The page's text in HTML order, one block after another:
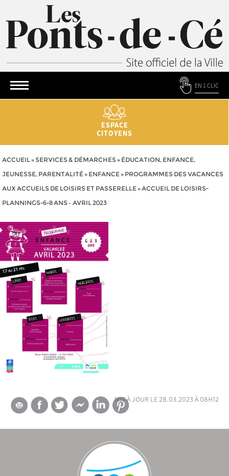
EN 1 CLIC
ESPACE
CITOYENS
ACCUEIL» SERVICES & DÉMARCHES» ÉDUCATION, ENFANCE,
JEUNESSE, PARENTALITÉ» ENFANCE» PROGRAMMES DES VACANCES
AUX ACCUEILS DE LOISIRS ET PASSERELLE»ACCUEIL DE LOISIRS-
PLANNINGS-6-8 ANS – AVRIL 2023
mis à jour le 28.03.2023 à 08h12